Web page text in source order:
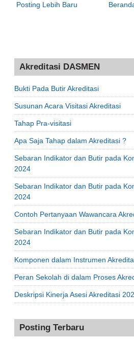
Posting Lebih Baru
Akreditasi DASMEN
Bukti Pada Butir Akreditasi
Susunan Acara Visitasi Akreditasi
Tahap Pra-visitasi
Apa Saja Tahap dalam Akreditasi ?
Sebaran Indikator dan Butir pada
2024
Sebaran Indikator dan Butir pada
2024
Contoh Pertanyaan Wawancara
Sebaran Indikator dan Butir pada
2024
Komponen dalam Instrumen
Peran Sekolah di dalam Proses
Deskripsi Kinerja Asesi Akreditasi
Posting Terbaru